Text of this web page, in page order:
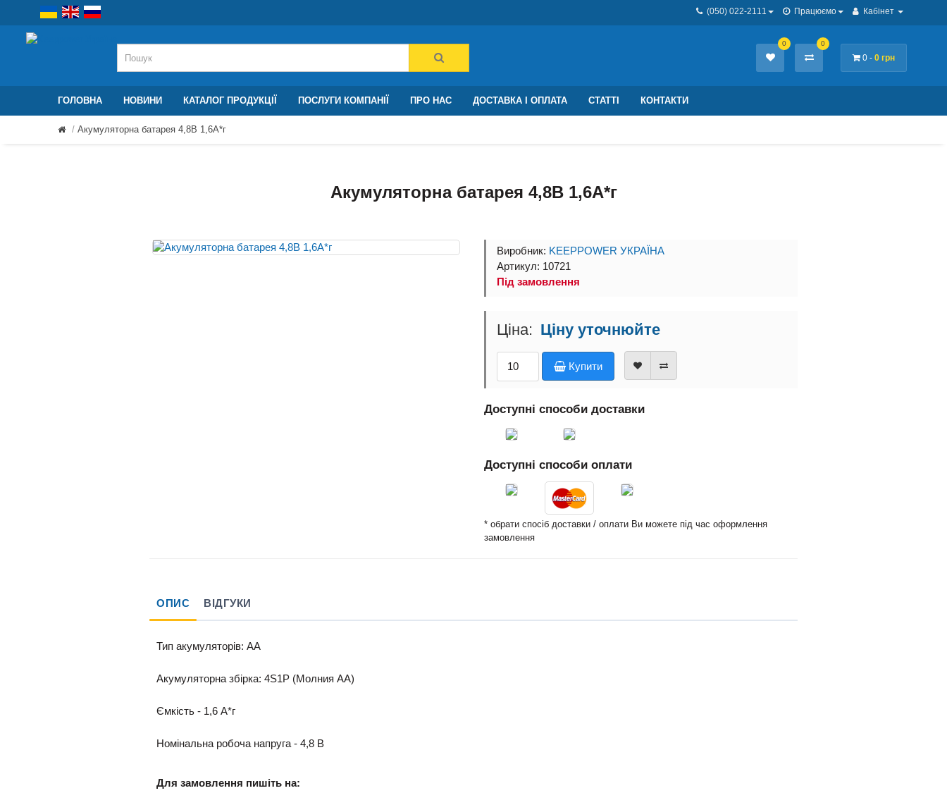
(050) 022-2111 Працюємо Кабінет
0 - 0 грн
0 0
ГОЛОВНА НОВИНИ КАТАЛОГ ПРОДУКЦІЇ ПОСЛУГИ КОМПАНІЇ ПРО НАС ДОСТАВКА І ОПЛАТА СТАТТІ КОНТАКТИ
Акумуляторна батарея 4,8В 1,6A*г
Акумуляторна батарея 4,8В 1,6A*г
Виробник: KEEPPOWER УКРАЇНА
Артикул: 10721
Під замовлення
Ціну уточнюйте
Купити
Доступні способи доставки
Доступні способи оплати
* обрати спосіб доставки / оплати Ви можете під час оформлення
замовлення
ОПИС ВІДГУКИ
Тип акумуляторів: АА
Акумуляторна збірка: 4S1P (Молния АА)
Ємкість - 1,6 A*г
Номінальна робоча напруга - 4,8 B
Для замовлення пишіть на: